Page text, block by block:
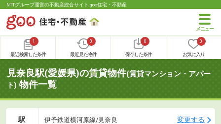
NTTグループ運営の不動産総合サイト goo住宅・不動産
1
最近検索した条件
0
最近見た物件
0
保存した条件
0
お気に入り
見奈良駅(愛媛県)の賃貸物件(賃貸マンション・アパー
ト) 物件一覧
駅 伊予鉄道横河原線/見奈良 変更する